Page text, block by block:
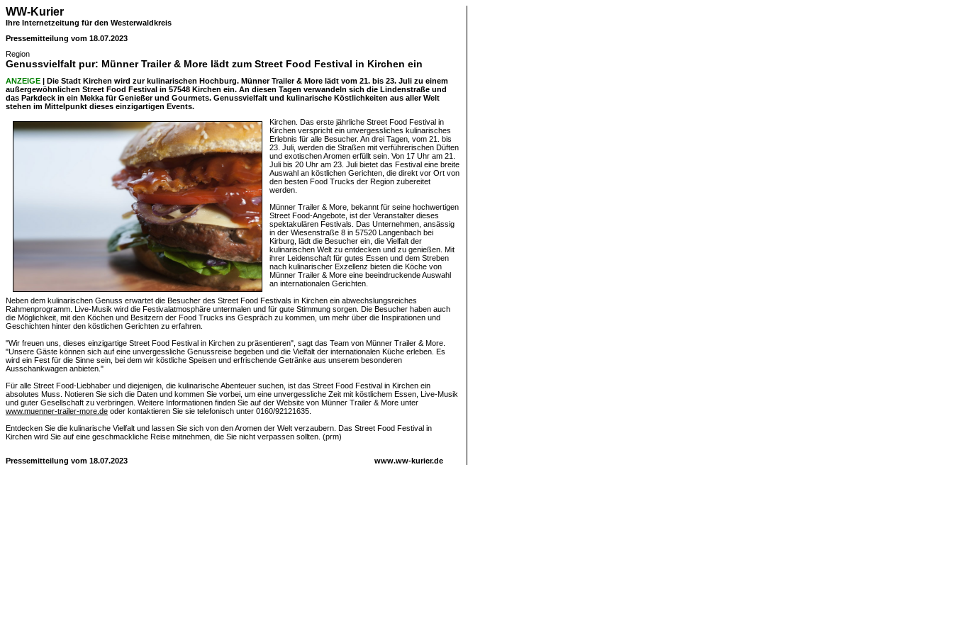
WW-Kurier
Ihre Internetzeitung für den Westerwaldkreis
Pressemitteilung vom 18.07.2023
Region
Genussvielfalt pur: Münner Trailer & More lädt zum Street Food Festival in Kirchen ein
ANZEIGE | Die Stadt Kirchen wird zur kulinarischen Hochburg. Münner Trailer & More lädt vom 21. bis 23. Juli zu einem
außergewöhnlichen Street Food Festival in 57548 Kirchen ein. An diesen Tagen verwandeln sich die Lindenstraße und
das Parkdeck in ein Mekka für Genießer und Gourmets. Genussvielfalt und kulinarische Köstlichkeiten aus aller Welt
stehen im Mittelpunkt dieses einzigartigen Events.
Kirchen. Das erste jährliche Street Food Festival in
Kirchen verspricht ein unvergessliches kulinarisches
Erlebnis für alle Besucher. An drei Tagen, vom 21. bis
23. Juli, werden die Straßen mit verführerischen Düften
und exotischen Aromen erfüllt sein. Von 17 Uhr am 21.
Juli bis 20 Uhr am 23. Juli bietet das Festival eine breite
Auswahl an köstlichen Gerichten, die direkt vor Ort von
den besten Food Trucks der Region zubereitet
werden.
Münner Trailer & More, bekannt für seine hochwertigen
Street Food-Angebote, ist der Veranstalter dieses
spektakulären Festivals. Das Unternehmen, ansässig
in der Wiesenstraße 8 in 57520 Langenbach bei
Kirburg, lädt die Besucher ein, die Vielfalt der
kulinarischen Welt zu entdecken und zu genießen. Mit
ihrer Leidenschaft für gutes Essen und dem Streben
nach kulinarischer Exzellenz bieten die Köche von
Münner Trailer & More eine beeindruckende Auswahl
an internationalen Gerichten.
Neben dem kulinarischen Genuss erwartet die Besucher des Street Food Festivals in Kirchen ein abwechslungsreiches
Rahmenprogramm. Live-Musik wird die Festivalatmosphäre untermalen und für gute Stimmung sorgen. Die Besucher haben auch
die Möglichkeit, mit den Köchen und Besitzern der Food Trucks ins Gespräch zu kommen, um mehr über die Inspirationen und
Geschichten hinter den köstlichen Gerichten zu erfahren.
"Wir freuen uns, dieses einzigartige Street Food Festival in Kirchen zu präsentieren", sagt das Team von Münner Trailer & More.
"Unsere Gäste können sich auf eine unvergessliche Genussreise begeben und die Vielfalt der internationalen Küche erleben. Es
wird ein Fest für die Sinne sein, bei dem wir köstliche Speisen und erfrischende Getränke aus unserem besonderen
Ausschankwagen anbieten."
Für alle Street Food-Liebhaber und diejenigen, die kulinarische Abenteuer suchen, ist das Street Food Festival in Kirchen ein
absolutes Muss. Notieren Sie sich die Daten und kommen Sie vorbei, um eine unvergessliche Zeit mit köstlichem Essen, Live-Musik
und guter Gesellschaft zu verbringen. Weitere Informationen finden Sie auf der Website von Münner Trailer & More unter
www.muenner-trailer-more.de oder kontaktieren Sie sie telefonisch unter 0160/92121635.
Entdecken Sie die kulinarische Vielfalt und lassen Sie sich von den Aromen der Welt verzaubern. Das Street Food Festival in
Kirchen wird Sie auf eine geschmackliche Reise mitnehmen, die Sie nicht verpassen sollten. (prm)
Pressemitteilung vom 18.07.2023 www.ww-kurier.de